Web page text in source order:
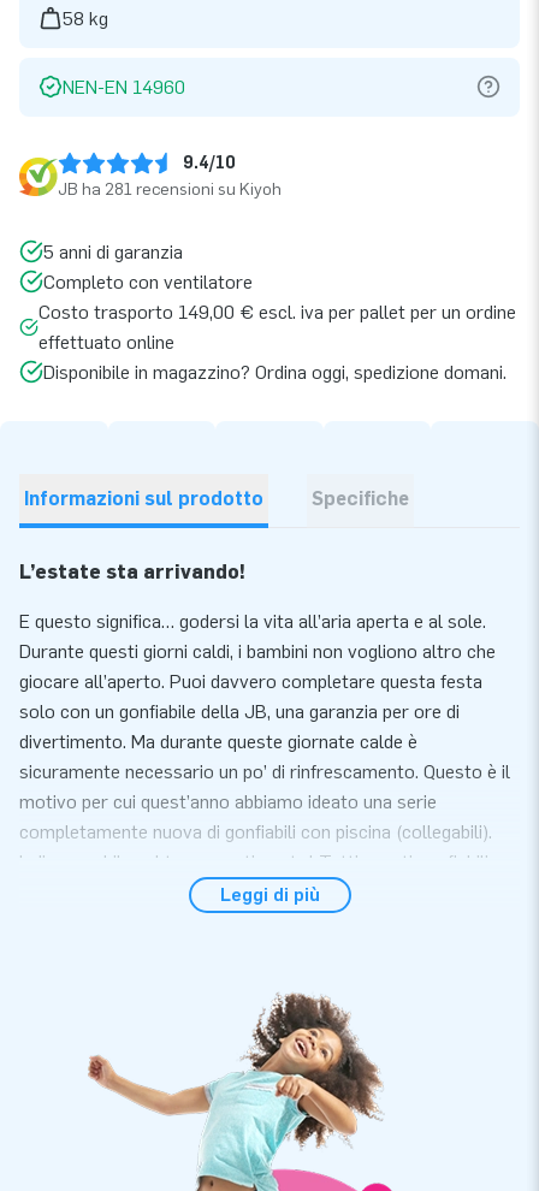
58 kg
NEN-EN 14960
9.4/10
JB ha 281 recensioni su Kiyoh
5 anni di garanzia
Completo con ventilatore
Costo trasporto 149,00 € escl. iva per pallet per un ordine
effettuato online
Disponibile in magazzino? Ordina oggi, spedizione domani.
Informazioni sul prodotto Specifiche
L’estate sta arrivando!
E questo significa… godersi la vita all’aria aperta e al sole.
Durante questi giorni caldi, i bambini non vogliono altro che
giocare all’aperto. Puoi davvero completare questa festa
solo con un gonfiabile della JB, una garanzia per ore di
divertimento. Ma durante queste giornate calde è
sicuramente necessario un po’ di rinfrescamento. Questo è il
motivo per cui quest’anno abbiamo ideato una serie
completamente nuova di gonfiabili con piscina (collegabili).
Indispensabile nel tuo assortimento! Tutti questi gonfiabili
sono dotati di un certificato per l’uso con acqua e anche con
Dimensioni senza piscina 2,3 m × 3,6 m × 3,4 m
Il Mini Splash Bounce Unicorno viene consegnato con la
piscina gonfiabile. Una piscina ermetica può essere
acquistata separatamente con un supplemento di €200
Leggi di più